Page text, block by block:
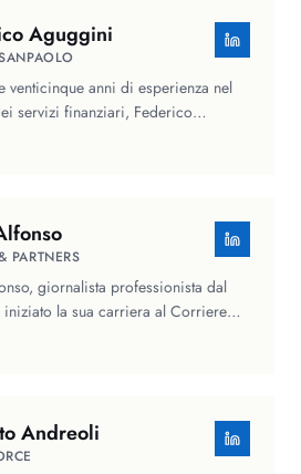
Aguggini
venticinque anni di esperienza nel
servizi finanziari, Federico
PARTNERS
giornalista professionista dal
iniziato la sua carriera al Corriere
Andreoli